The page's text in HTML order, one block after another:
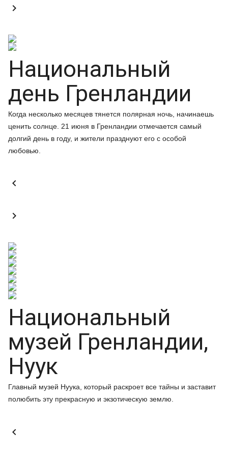

Национальный
день Гренландии
Когда несколько месяцев тянется полярная ночь, начинаешь
ценить солнце. 21 июня в Гренландии отмечается самый
долгий день в году, и жители празднуют его с особой
любовью.


Национальный
музей Гренландии,
Нуук
Главный музей Нуука, который раскроет все тайны и заставит
полюбить эту прекрасную и экзотическую землю.
